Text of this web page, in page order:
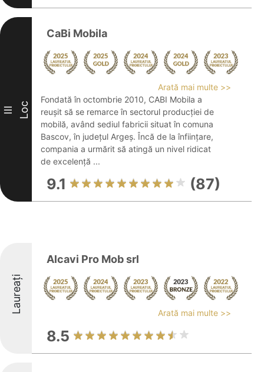
III Loc
CaBi Mobila
Arată mai multe >>
Fondată în octombrie 2010, CABI Mobila a
reușit să se remarce în sectorul producției de
mobilă, având sediul fabricii situat în comuna
Bascov, în județul Argeș. Încă de la înființare,
compania a urmărit să atingă un nivel ridicat
de excelență ...
9.1 (87)
Laureați
Alcavi Pro Mob srl
Arată mai multe >>
8.5